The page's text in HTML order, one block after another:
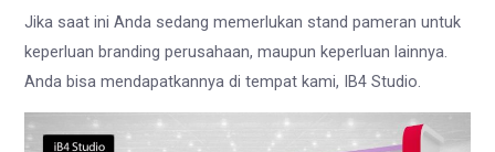
Jika saat ini Anda sedang memerlukan stand pameran untuk
keperluan branding perusahaan, maupun keperluan lainnya.
Anda bisa mendapatkannya di tempat kami, IB4 Studio.